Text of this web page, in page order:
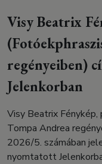
Visy Beatrix
regényeiben)
Jelenkorban
Visy Beatrix
Tompa Andrea
2026/5. számában
nyomtatott